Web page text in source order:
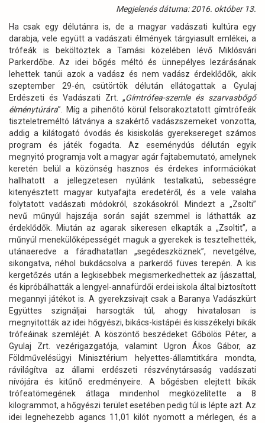
Megjelenés dátuma: 2016. október 13.
Ha csak egy délutánra is, de a magyar vadászati kultúra egy
darabja, vele együtt a vadászati élmények tárgyiasult emlékei, a
trófeák is beköltöztek a Tamási közelében lévő Miklósvári
Parkerdőbe. Az idei bőgés méltó és ünnepélyes lezárásának
lehettek tanúi azok a vadász és nem vadász érdeklődők, akik
szeptember 29-én, csütörtök délután ellátogattak a Gyulaj
Erdészeti és Vadászati Zrt. „Gímtrófea-szemle és szarvasbőgő
élménytúrára”. Míg a pihenőtó körül felsorakoztatott gímtrófeák
tiszteletreméltó látványa a szakértő vadászszemeket vonzotta,
addig a kilátogató óvodás és kisiskolás gyereksereget számos
program és játék fogadta. Az eseménydús délután egyik
megnyitó programja volt a magyar agár fajtabemutató, amelynek
keretén belül a közönség hasznos és érdekes információkat
hallhatott a jellegzetesen nyúlánk testalkatú, sebességre
kitenyésztett magyar kutyafajta eredetéről, és a vele valaha
folytatott vadászati módokról, szokásokról. Mindezt a „Zsolti”
nevű műnyúl hajszája során saját szemmel is láthatták az
érdeklődők. Miután az agarak sikeresen elkapták a „Zsoltit”, a
műnyúl menekülőképességét maguk a gyerekek is tesztelhették,
utánaeredve a fáradhatatlan „segédeszköznek”, nevetgélve,
sikongatva, néhol bukdácsolva a parkerdő füves terepén. A kis
kergetőzés után a legkisebbek megismerkedhettek az íjászattal,
és kipróbálhatták a lengyel-annafürdői erdei iskola által biztosított
megannyi játékot is. A gyerekzsivajt csak a Baranya Vadászkürt
Együttes szignáljai harsogták túl, ahogy hivatalosan is
megnyitották az idei hőgyészi, bikács-kistápéi és kisszékelyi bikák
trófeáinak szemléjét. A köszöntő beszédeket Gőbölös Péter, a
Gyulaj Zrt. vezérigazgatója, valamint Ugron Ákos Gábor, az
Földművelésügyi Minisztérium helyettes-államtitkára mondta,
rávilágítva az állami erdészeti részvénytársaság vadászati
nívójára és kitűnő eredményeire. A bőgésben elejtett bikák
trófeatömegének átlaga mindenhol megközelítette a 8
kilogrammot, a hőgyészi terület esetében pedig túl is lépte azt. Az
idei legnehezebb agancs 11,01 kilót nyomott a mérlegen, és a